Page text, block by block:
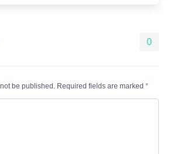
0
be published. Required fields are marked *